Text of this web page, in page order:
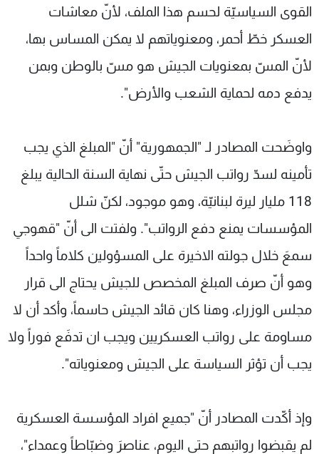
القوى السياسيّة لحسم هذا الملف، لأنّ معاشات
العسكر خطّ أحمر، ومعنوياتهم لا يمكن المساس بها،
لأنّ المسّ بمعنويات الجيش هو مسّ بالوطن وبمن
يدفع دمه لحماية الشعب والأرض".
واوضَحت المصادر لـ "الجمهورية" أنّ "المبلغ الذي يجب
تأمينه لسدّ رواتب الجيش حتّى نهاية السنة الحالية يبلغ
118 مليار ليرة لبنانيّة، وهو موجود، لكنّ شلل
المؤسسات يمنع دفع الرواتب". ولفتت الى أنّ "قهوجي
سمعَ خلال جولته الاخيرة على المسؤولين كلاماً واحداً
وهو أنّ صرف المبلغ المخصص للجيش يحتاج الى قرار
مجلس الوزراء، وهنا كان قائد الجيش حاسماً، وأكد أن لا
مساومة على رواتب العسكريين ويجب ان تدفَع فوراً ولا
يجب أن تؤثر السياسة على الجيش ومعنوياته".
وإذ أكّدت المصادر أنّ "جميع افراد المؤسسة العسكرية
لم يقبضوا رواتبهم حتى اليوم، عناصرَ وضبّاطاً وعمداء"،